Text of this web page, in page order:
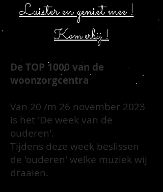
Luister en geniet mee !
Kom erbij !
De TOP 1000 van de
woonzorgcentra
Van 20 /m 26 november 2023
is het 'De week van de
ouderen'.
Tijdens deze week beslissen
de 'ouderen' welke muziek wij
draaien.